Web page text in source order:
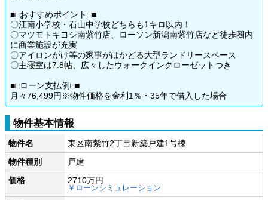
■□おすすめポイント□■
〇江南小学校・石山中学校どちらも1キロ以内！
〇マツモトキヨシ南紫竹店、ローソン新潟南紫竹店など徒歩圏内
に商業施設が充実
〇アイロンがけ等の家事がはかどる大型ランドリースペース
〇主寝室は7.8帖、広々したウォークインクローゼットつき
■□ローン支払例□■
月々76,499円※物件価格を金利1％・35年で借入した場合
物件基本情報
物件名
東区南紫竹2丁目新築戸建1号棟
物件種別
戸建
価格
2710万円
￥ローンシミュレーション